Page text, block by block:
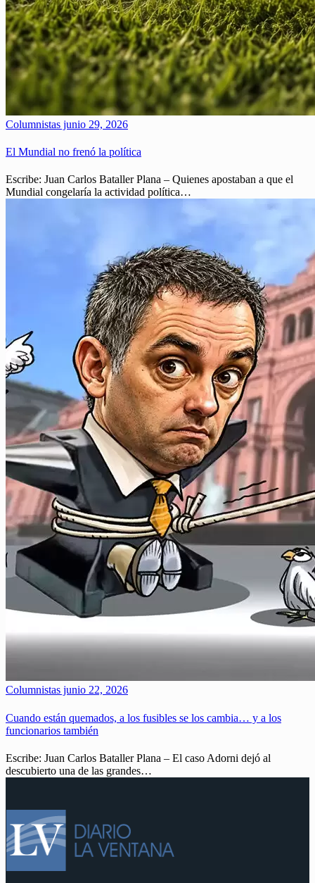
Columnistas junio 29, 2026
El Mundial no frenó la política
Escribe: Juan Carlos Bataller Plana – Quienes apostaban a que el
Mundial congelaría la actividad política…
Columnistas junio 22, 2026
Cuando están quemados, a los fusibles se los cambia… y a los
funcionarios también
Escribe: Juan Carlos Bataller Plana – El caso Adorni dejó al
descubierto una de las grandes…